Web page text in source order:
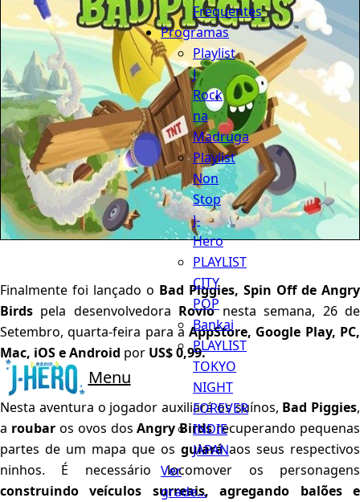
Menu
Frequentes
Programas
Playlist
J
Rock
na
Madruga
Playlist
Non
Stop
J-
Hero
PLAYLIST
CITY
POP
Bankai
PLAYLIST
TOKYO
NIGHT
FOREVER
INDIE
JAPAN
Ver
grade...
Finalmente foi lançado o Bad Piggies, Spin Off de Angry
Birds pela desenvolvedora Rovio nesta semana, 26 de
Setembro, quarta-feira para aAppStore, Google Play, PC,
Mac, iOS e Android por US$ 0,99.
Nesta aventura o jogador auxiliará os suínos, Bad Piggies,
a roubaros ovos dosAngry Birdsrecuperando pequenas
partes de um mapa que os guiaráaos seus respectivos
ninhos. É necessário locomover os personagens
construindo veículos surreais, agregando balões e